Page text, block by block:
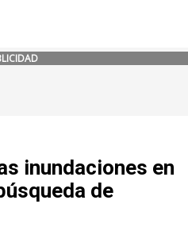
inundaciones en
de